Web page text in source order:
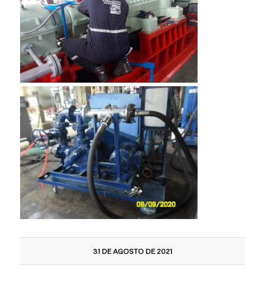
31 DE AGOSTO DE 2021